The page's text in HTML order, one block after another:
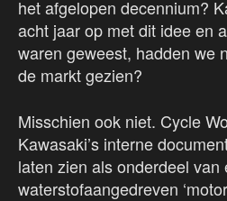
het afgelopen decennium?
acht jaar op met dit idee en
waren geweest, hadden we
de markt gezien?
Misschien ook niet. Cycle
Kawasaki’s interne
laten zien als onderdeel
waterstofaangedreven